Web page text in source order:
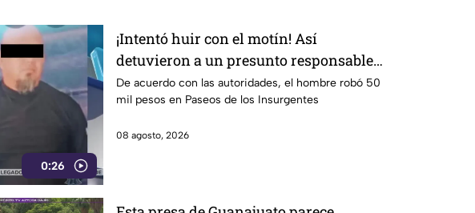
0:26
¡Intentó huir con el motín! Así
detuvieron a un presunto responsable
de asaltar a su víctima en León
De acuerdo con las autoridades, el hombre robó 50
mil pesos en Paseos de los Insurgentes
08 agosto, 2026